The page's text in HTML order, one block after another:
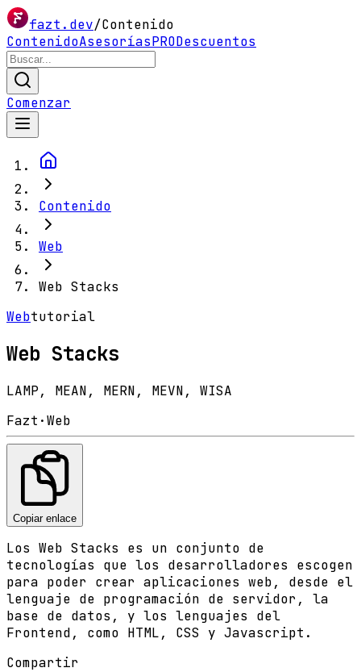
fazt.dev/Contenido
ContenidoAsesoríasPRODescuentos
Comenzar
Contenido
Web
Web Stacks
Webtutorial
Web Stacks
LAMP, MEAN, MERN, MEVN, WISA
Fazt ·Web
Copiar enlace
Los Web Stacks es un conjunto de
tecnologías que los desarrolladores escogen
para poder crear aplicaciones web, desde el
lenguaje de programación de servidor, la
base de datos, y los lenguajes del
Frontend, como HTML, CSS y Javascript.
Compartir